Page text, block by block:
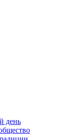
день